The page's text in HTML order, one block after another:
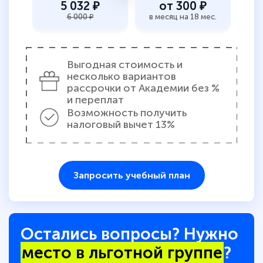
5 032 ₽
6 000 ₽
от 300 ₽
в месяц на 18 мес.
Выгодная стоимость и
несколько вариантов
рассрочки от Академии без %
и переплат
Возможность получить
налоговый вычет 13%
Запросить учебный план
Остались вопросы? Нужно
место в льготной группе?